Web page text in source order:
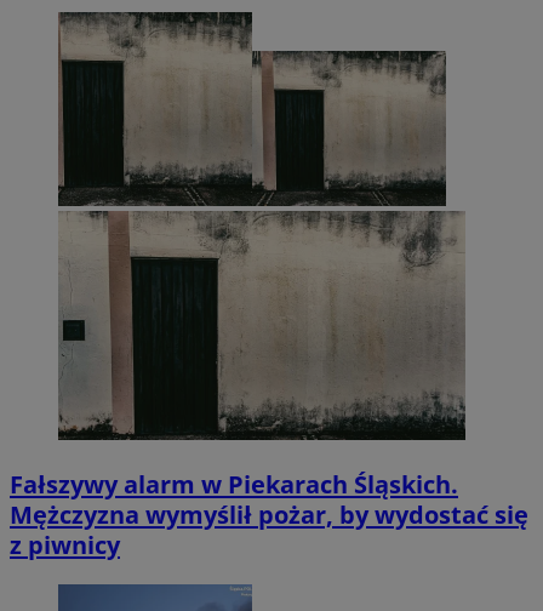
Fałszywy alarm w Piekarach Śląskich.
Mężczyzna wymyślił pożar, by wydostać się
z piwnicy